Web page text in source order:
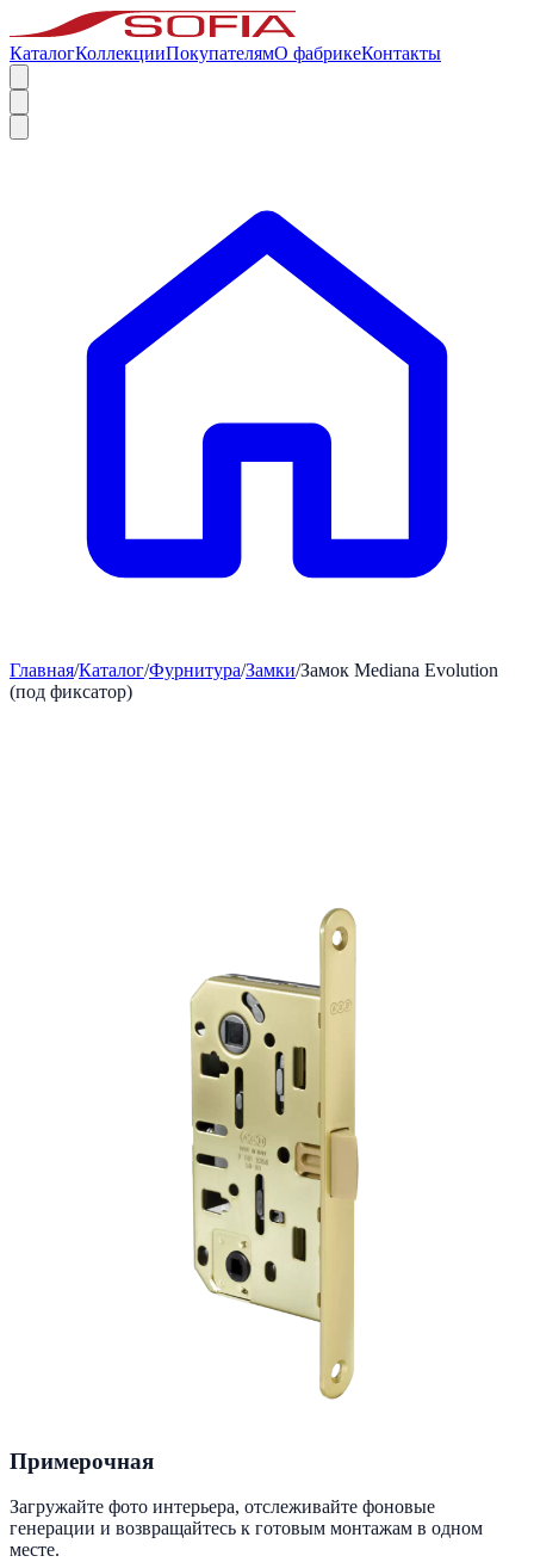
КаталогКоллекцииПокупателямО фабрикеКонтакты
Главная/Каталог/Фурнитура/Замки/Замок Mediana Evolution
(под фиксатор)
Примерочная
Загружайте фото интерьера, отслеживайте фоновые
генерации и возвращайтесь к готовым монтажам в одном
месте.